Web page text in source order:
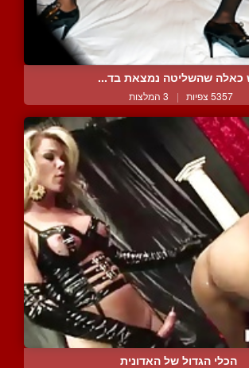
כאלה שהשליטה נמצאת בד...
5357 צפיות | 3 המלצות
הכלי הגדול של האדונית